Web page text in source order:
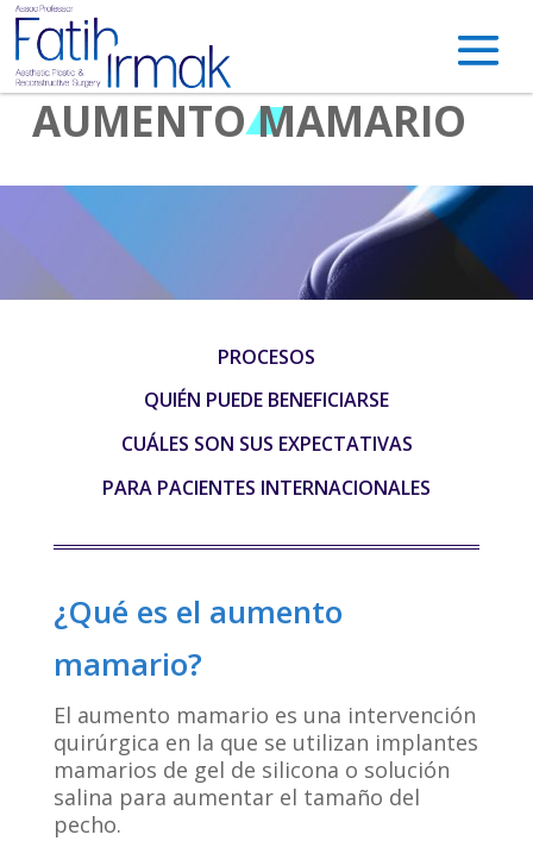
AUMENTO MAMARIO
PROCESOS
QUIÉN PUEDE BENEFICIARSE
CUÁLES SON SUS EXPECTATIVAS
PARA PACIENTES INTERNACIONALES
¿Qué es el aumento
mamario?
El aumento mamario es una intervención
quirúrgica en la que se utilizan implantes
mamarios de gel de silicona o solución
salina para aumentar el tamaño del
pecho.